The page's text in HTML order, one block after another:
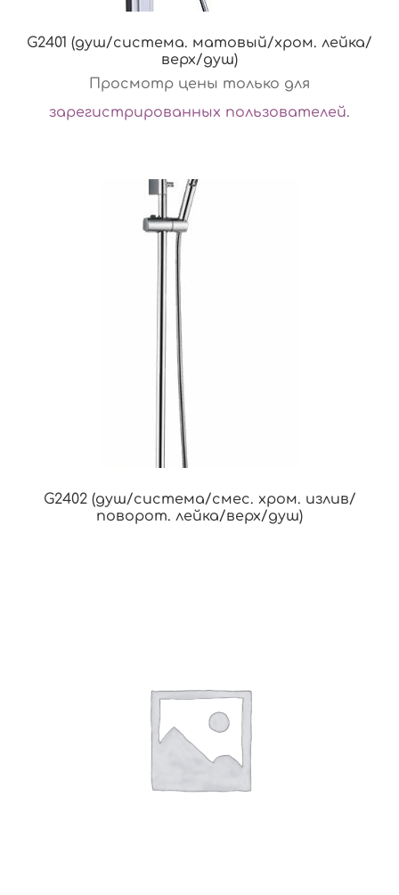
G2401 (душ/система. матовый/хром. лейка/
верх/душ)
Просмотр цены только для
зарегистрированных пользователей.
G2402 (душ/система/смес. хром. излив/
поворот. лейка/верх/душ)